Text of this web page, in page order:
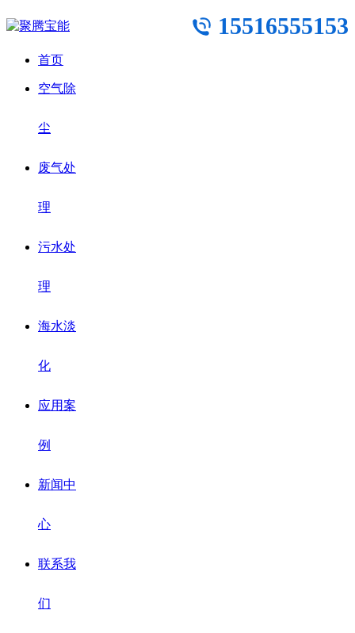
15516555153
首页
空气除
尘
废气处
理
污水处
理
海水淡
化
应用案
例
新闻中
心
联系我
们